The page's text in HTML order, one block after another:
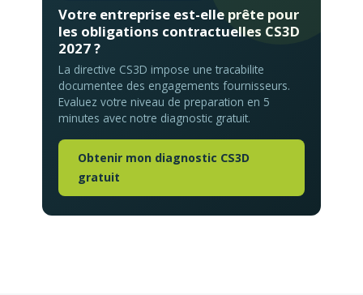
Votre entreprise est-elle prête pour
les obligations contractuelles CS3D
2027 ?
La directive CS3D impose une tracabilite
documentee des engagements fournisseurs.
Evaluez votre niveau de preparation en 5
minutes avec notre diagnostic gratuit.
Obtenir mon diagnostic CS3D
gratuit